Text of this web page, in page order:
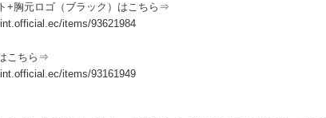
+胸元ロゴ（ブラック）はこちら⇒
items/93621984
こちら⇒
items/93161949